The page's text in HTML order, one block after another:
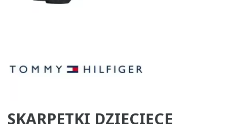
SKARPETKI DZIECIĘCE